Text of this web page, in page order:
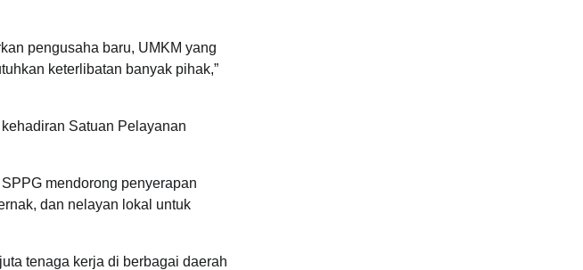
pengusaha baru, UMKM yang
keterlibatan banyak pihak,”
Satuan Pelayanan
mendorong penyerapan
dan nelayan lokal untuk
tenaga kerja di berbagai daerah